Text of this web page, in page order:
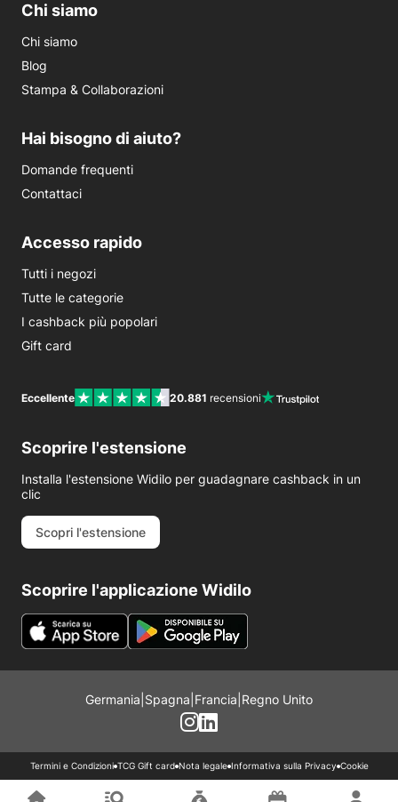
Chi siamo
Chi siamo
Blog
Stampa & Collaborazioni
Hai bisogno di aiuto?
Domande frequenti
Contattaci
Accesso rapido
Tutti i negozi
Tutte le categorie
I cashback più popolari
Gift card
Eccellente 20.881 recensioni
Scoprire l'estensione
Installa l'estensione Widilo per guadagnare cashback in un
clic
Scopri l'estensione
Scoprire l'applicazione Widilo
Germania Spagna Francia Regno Unito
Termini e Condizioni TCG Gift card Nota legale Informativa sulla Privacy Cookie